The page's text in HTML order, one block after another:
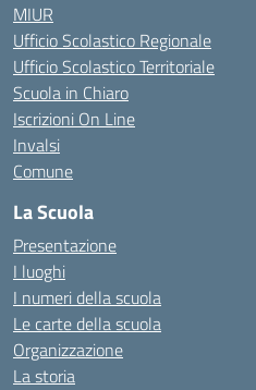
MIUR
Ufficio Scolastico Regionale
Ufficio Scolastico Territoriale
Scuola in Chiaro
Iscrizioni On Line
Invalsi
Comune
La Scuola
Presentazione
I luoghi
I numeri della scuola
Le carte della scuola
Organizzazione
La storia